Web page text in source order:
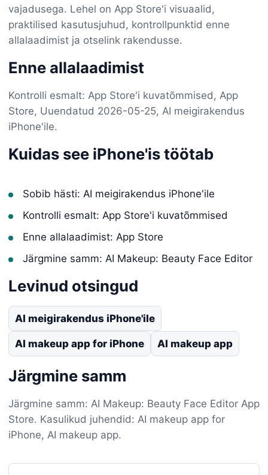
vajadusega. Lehel on App Store'i visuaalid,
praktilised kasutusjuhud, kontrollpunktid enne
allalaadimist ja otselink rakendusse.
Enne allalaadimist
Kontrolli esmalt: App Store'i kuvatõmmised, App
Store, Uuendatud 2026-05-25, AI meigirakendus
iPhone'ile.
Kuidas see iPhone'is töötab
Sobib hästi: AI meigirakendus iPhone'ile
Kontrolli esmalt: App Store'i kuvatõmmised
Enne allalaadimist: App Store
Järgmine samm: AI Makeup: Beauty Face Editor
Levinud otsingud
AI meigirakendus iPhone'ile
AI makeup app for iPhone AI makeup app
Järgmine samm
Järgmine samm: AI Makeup: Beauty Face Editor App
Store. Kasulikud juhendid: AI makeup app for
iPhone, AI makeup app.